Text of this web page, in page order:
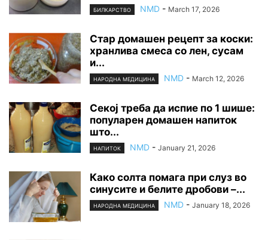
БИЛКАРСТВО NMD - March 17, 2026
Стар домашен рецепт за коски:
хранлива смеса со лен, сусам
и...
НАРОДНА МЕДИЦИНА NMD - March 12, 2026
Секој треба да испие по 1 шише:
популарен домашен напиток
што...
НАПИТОК NMD - January 21, 2026
Како солта помага при слуз во
синусите и белите дробови –...
НАРОДНА МЕДИЦИНА NMD - January 18, 2026